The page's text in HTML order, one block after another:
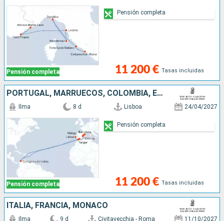
Pensión completa 11 200 € Tasas incluidas
Pensión completa
PORTUGAL, MARRUECOS, COLOMBIA, ESPAÑA
Pensión completa
Ilma 8 d Lisboa 24/04/2027
11 200 € Tasas incluidas
Pensión completa
ITALIA, FRANCIA, MONACO
Ilma 9 d Civitavecchia - Roma 11/10/2027